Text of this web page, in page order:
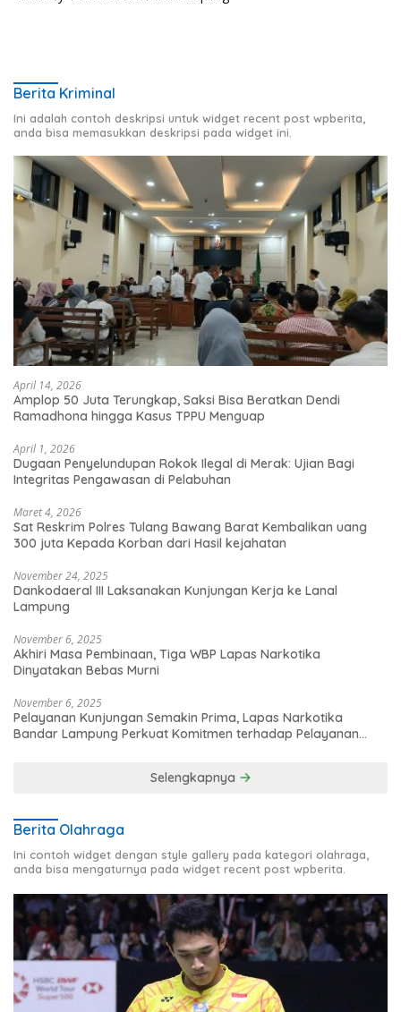
Berita Kriminal
Ini adalah contoh deskripsi untuk widget recent post wpberita,
anda bisa memasukkan deskripsi pada widget ini.
April 14, 2026
Amplop 50 Juta Terungkap, Saksi Bisa Beratkan Dendi
Ramadhona hingga Kasus TPPU Menguap
April 1, 2026
Dugaan Penyelundupan Rokok Ilegal di Merak: Ujian Bagi
Integritas Pengawasan di Pelabuhan
Maret 4, 2026
Sat Reskrim Polres Tulang Bawang Barat Kembalikan uang
300 juta Kepada Korban dari Hasil kejahatan
November 24, 2025
Dankodaeral III Laksanakan Kunjungan Kerja ke Lanal
Lampung
November 6, 2025
Akhiri Masa Pembinaan, Tiga WBP Lapas Narkotika
Dinyatakan Bebas Murni
November 6, 2025
Pelayanan Kunjungan Semakin Prima, Lapas Narkotika
Bandar Lampung Perkuat Komitmen terhadap Pelayanan
Selengkapnya
Berita Olahraga
Ini contoh widget dengan style gallery pada kategori olahraga,
anda bisa mengaturnya pada widget recent post wpberita.